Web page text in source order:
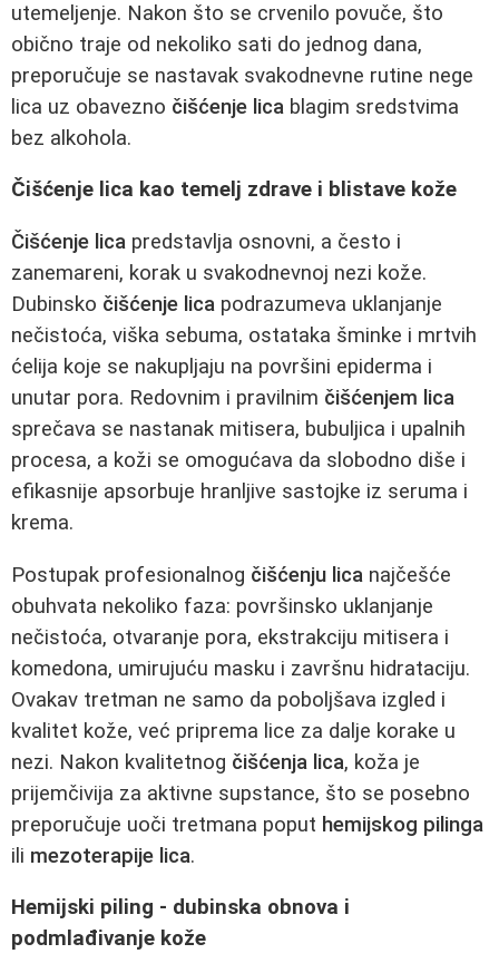
utemeljenje. Nakon što se crvenilo povuče, što
obično traje od nekoliko sati do jednog dana,
preporučuje se nastavak svakodnevne rutine nege
lica uz obavezno čišćenje lica blagim sredstvima
bez alkohola.
Čišćenje lica kao temelj zdrave i blistave kože
Čišćenje lica predstavlja osnovni, a često i
zanemareni, korak u svakodnevnoj nezi kože.
Dubinsko čišćenje lica podrazumeva uklanjanje
nečistoća, viška sebuma, ostataka šminke i mrtvih
ćelija koje se nakupljaju na površini epiderma i
unutar pora. Redovnim i pravilnim čišćenjem lica
sprečava se nastanak mitisera, bubuljica i upalnih
procesa, a koži se omogućava da slobodno diše i
efikasnije apsorbuje hranljive sastojke iz seruma i
krema.
Postupak profesionalnog čišćenju lica najčešće
obuhvata nekoliko faza: površinsko uklanjanje
nečistoća, otvaranje pora, ekstrakciju mitisera i
komedona, umirujuću masku i završnu hidrataciju.
Ovakav tretman ne samo da poboljšava izgled i
kvalitet kože, već priprema lice za dalje korake u
nezi. Nakon kvalitetnog čišćenja lica, koža je
prijemčivija za aktivne supstance, što se posebno
preporučuje uoči tretmana poput hemijskog pilinga
ili mezoterapije lica.
Hemijski piling - dubinska obnova i
podmlađivanje kože